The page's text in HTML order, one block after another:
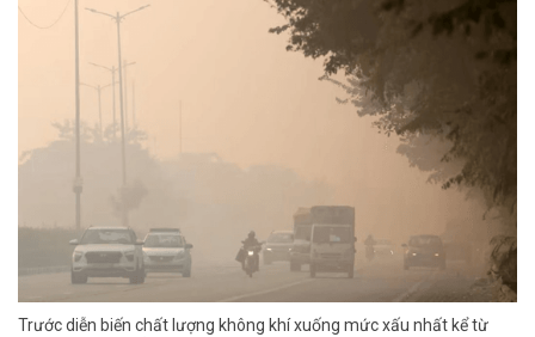
Trước diễn biến chất lượng không khí xuống mức xấu nhất kể từ